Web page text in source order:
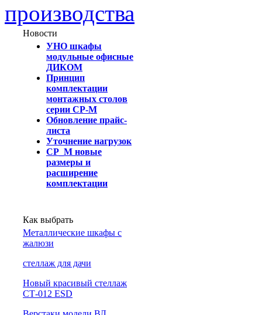
производства
Новости
УНО шкафы
модульные офисные
ДИКОМ
Принцип
комплектации
монтажных столов
серии СР-М
Обновление прайс-
листа
Уточнение нагрузок
СР_М новые
размеры и
расширение
комплектации
Как выбрать
Металлические шкафы с
жалюзи
cтеллаж для дачи
Новый красивый стеллаж
СТ-012 ESD